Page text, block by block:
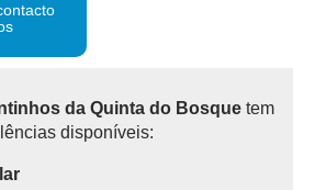
da Quinta do Bosque tem
disponíveis: